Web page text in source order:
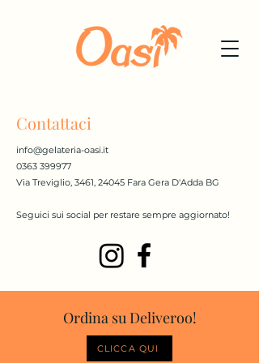
Contattaci
info@gelateria-oasi.it
0363 399977
Via Treviglio, 3461, 24045 Fara Gera D'Adda BG
Seguici sui social per restare sempre aggiornato!
Ordina su Deliveroo!
CLICCA QUI